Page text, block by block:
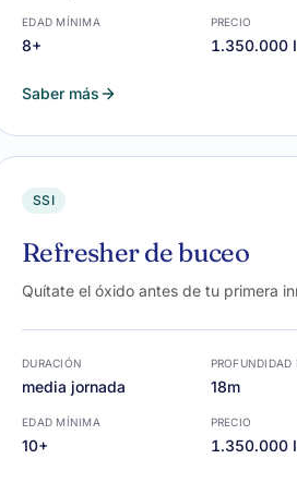
EDAD MÍNIMA
8+
PRECIO
1.350.000
Saber más
SSI
Refresher de buceo
Quítate el óxido antes de tu primera
DURACIÓN
media jornada
PROFUNDIDAD
18m
EDAD MÍNIMA
10+
PRECIO
1.350.000